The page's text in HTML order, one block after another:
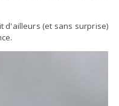
d'ailleurs (et sans surprise)